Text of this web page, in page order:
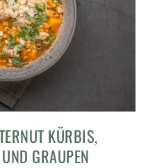
KÜRBIS,
GRAUPEN